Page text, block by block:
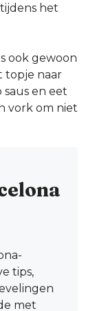
het
ook gewoon
topje naar
en eet
vork om niet
tips,
met